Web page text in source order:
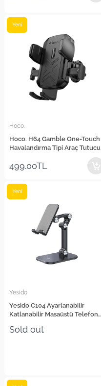
Hoco.
Hoco. H64 Gamble One-Touch
Havalandırma Tipi Araç Tutucu
Yeni
499.00TL
Yesido
Yesido C104 Ayarlanabilir
Katlanabilir Masaüstü Telefon
Yeni
Sold out